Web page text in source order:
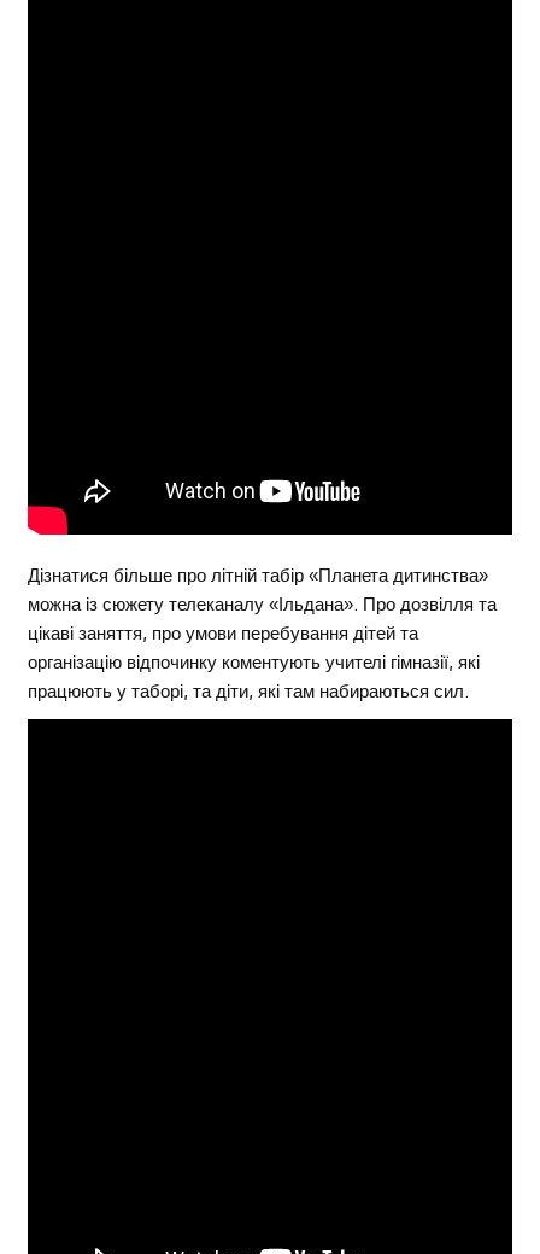
Дізнатися більше про літній табір «Планета дитинства»
можна із сюжету телеканалу «Ільдана». Про дозвілля та
цікаві заняття, про умови перебування дітей та
організацію відпочинку коментують учителі гімназії, які
працюють у таборі, та діти, які там набираються сил.